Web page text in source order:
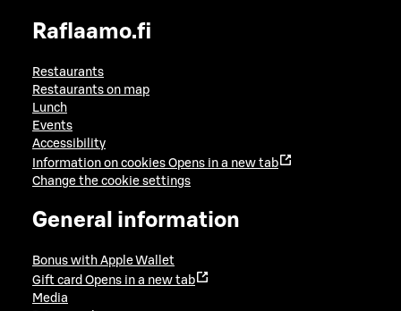
Raflaamo.fi
Restaurants
Restaurants on map
Lunch
Events
Accessibility
Information on cookies Opens in a new tab
Change the cookie settings
General information
Bonus with Apple Wallet
Gift card Opens in a new tab
Media